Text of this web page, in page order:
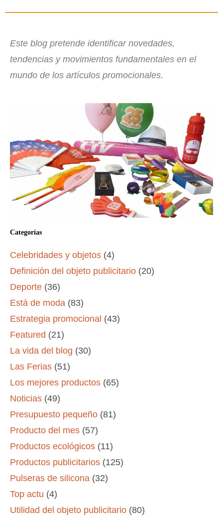
Este blog pretende identificar novedades,
tendencias y movimientos fundamentales en el
mundo de los artículos promocionales.
Categorías
Celebridades y objetos (4)
Definición del objeto publicitario (20)
Deporte (36)
Está de moda (83)
Estrategia promocional (43)
Featured (21)
La vida del blog (30)
Las Ferias (51)
Los mejores productos (65)
Noticias (49)
Presupuesto pequeño (81)
Producto del mes (57)
Productos ecológicos (11)
Productos publicitarios (125)
Pulseras de silicona (32)
Top actu (4)
Utilidad del objeto publicitario (80)